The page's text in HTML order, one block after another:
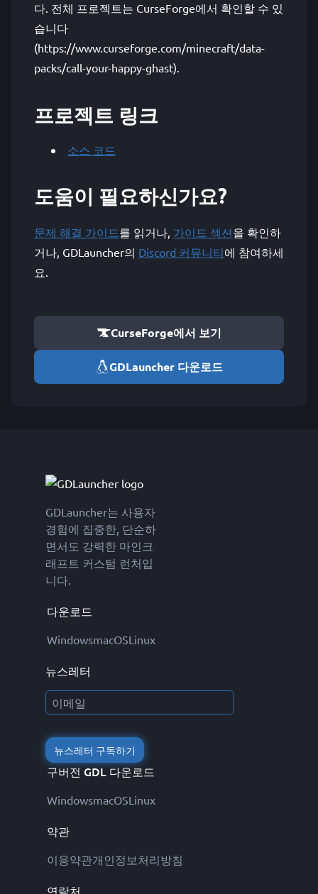
다. 전체 프로젝트는 CurseForge에서 확인할 수 있
습니다
(https://www.curseforge.com/minecraft/data-
packs/call-your-happy-ghast).
프로젝트 링크
소스 코드
도움이 필요하신가요?
문제 해결 가이드를 읽거나, 가이드 섹션을 확인하
거나, GDLauncher의 Discord 커뮤니티에 참여하세
요.
CurseForge에서 보기
GDLauncher 다운로드
GDLauncher는 사용자
경험에 집중한, 단순하
면서도 강력한 마인크
래프트 커스텀 런처입
니다.
다운로드
WindowsmacOSLinux
뉴스레터
뉴스레터 구독하기
구버전 GDL 다운로드
WindowsmacOSLinux
약관
이용약관개인정보처리방침
연락처